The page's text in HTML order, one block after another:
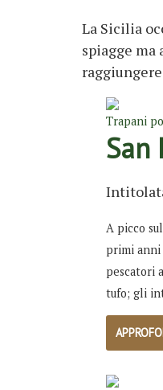
La Sicilia
spiagge
Trapani
San
A picco
primi anni
pescatori
tufo; gli